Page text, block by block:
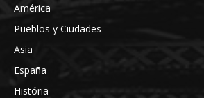
América
Pueblos y Ciudades
Asia
España
História